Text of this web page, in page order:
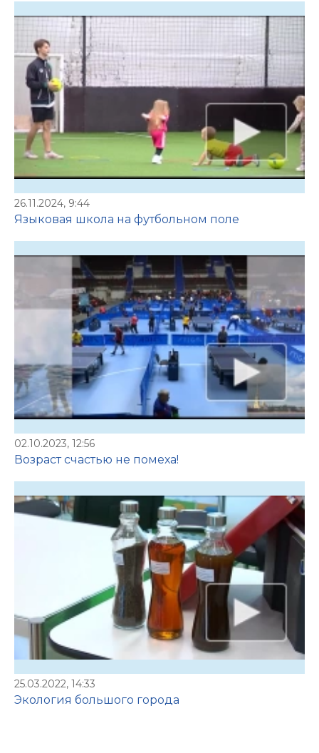
26.11.2024, 9:44
Языковая школа на футбольном поле
02.10.2023, 12:56
Возраст счастью не помеха!
25.03.2022, 14:33
Экология большого города